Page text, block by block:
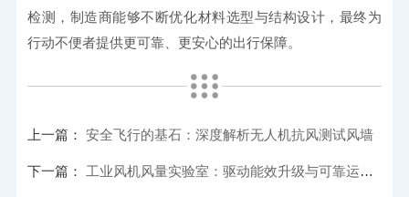
检测，制造商能够不断优化材料选型与结构设计，最终为
行动不便者提供更可靠、更安心的出行保障。
上一篇：安全飞行的基石：深度解析无人机抗风测试风墙
下一篇： 工业风机风量实验室：驱动能效升级与可靠运行的核心设施